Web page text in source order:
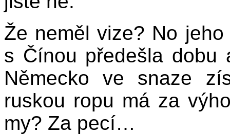
Že neměl vize? No
s Čínou předešla dobu
Německo ve snaze
ruskou ropu má za
my? Za pecí…